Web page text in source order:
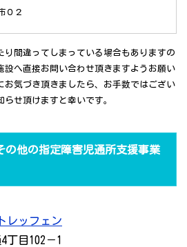
０２
間違ってしまっている場合もありますの
設へ直接お問い合わせ頂きますようお願い
お気づき頂きましたら、お手数ではござい
せ頂けますと幸いです。
の他の指定障害児通所支援事業
レッフェン
丁目102－1